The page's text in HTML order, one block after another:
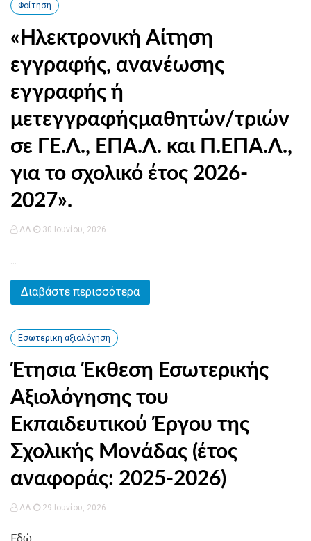
Φοίτηση
«Ηλεκτρονική Αίτηση
εγγραφής, ανανέωσης
εγγραφής ή
μετεγγραφήςμαθητών/τριών
σε ΓΕ.Λ., ΕΠΑ.Λ. και Π.ΕΠΑ.Λ.,
για το σχολικό έτος 2026-
2027».
ΔΛ 30 Ιουνίου, 2026
...
Διαβάστε περισσότερα
Εσωτερική αξιολόγηση
Έτησια Έκθεση Εσωτερικής
Αξιολόγησης του
Εκπαιδευτικού Έργου της
Σχολικής Μονάδας (έτος
αναφοράς: 2025-2026)
ΔΛ 29 Ιουνίου, 2026